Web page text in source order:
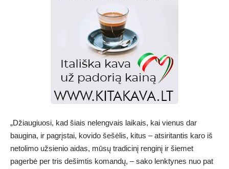
„Džiaugiuosi, kad šiais nelengvais laikais, kai vienus dar
baugina, ir pagrįstai, kovido šešėlis, kitus – atsiritantis karo iš
netolimo užsienio aidas, mūsų tradicinį renginį ir šiemet
pagerbė per tris dešimtis komandų, – sako lenktynes nuo pat